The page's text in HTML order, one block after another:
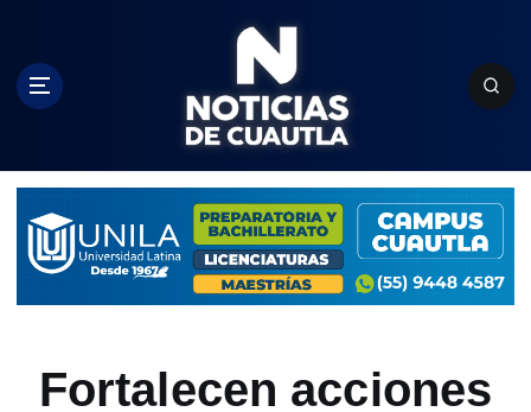
c
Fortalecen acciones